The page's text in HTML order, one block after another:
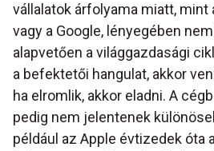
vállalatok árfolyama miatt, mint
vagy a Google, lényegében
alapvetően a világgazdasági
a befektetői hangulat, akkor
ha elromlik, akkor eladni. A
pedig nem jelentenek
például az Apple évtizedek óta